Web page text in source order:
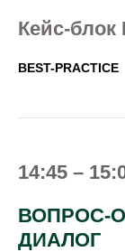
Кейс-блок
BEST-PRACTICE
14:45 –
ВОПРОС-
ДИАЛОГ